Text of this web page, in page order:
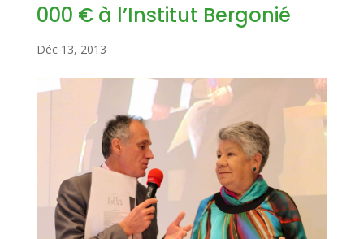
000 € à l’Institut Bergonié
Déc 13, 2013